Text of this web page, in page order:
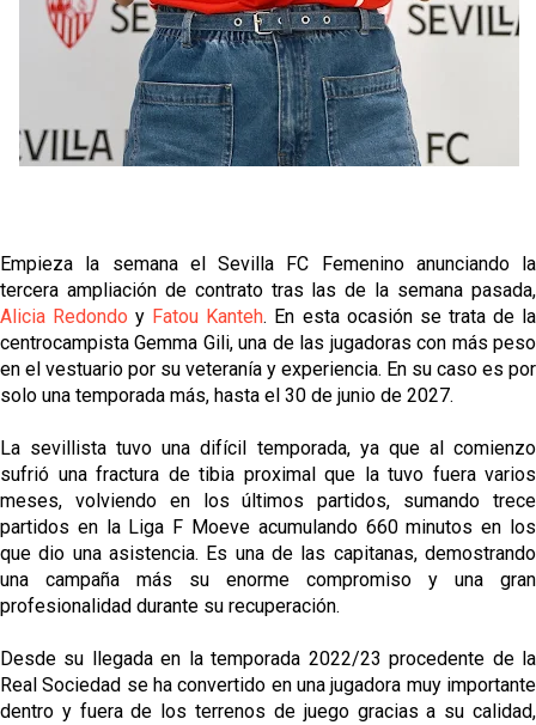
Empieza la semana el Sevilla FC Femenino anunciando la
tercera ampliación de contrato tras las de la semana pasada,
Alicia Redondo y Fatou Kanteh. En esta ocasión se trata de la
centrocampista Gemma Gili, una de las jugadoras con más peso
en el vestuario por su veteranía y experiencia. En su caso es por
solo una temporada más, hasta el 30 de junio de 2027.
La sevillista tuvo una difícil temporada, ya que al comienzo
sufrió una fractura de tibia proximal que la tuvo fuera varios
meses, volviendo en los últimos partidos, sumando trece
partidos en la Liga F Moeve acumulando 660 minutos en los
que dio una asistencia. Es una de las capitanas, demostrando
una campaña más su enorme compromiso y una gran
profesionalidad durante su recuperación.
Desde su llegada en la temporada 2022/23 procedente de la
Real Sociedad se ha convertido en una jugadora muy importante
dentro y fuera de los terrenos de juego gracias a su calidad,